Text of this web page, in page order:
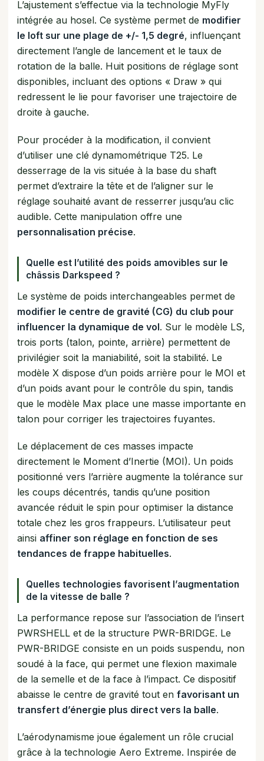
L’ajustement s’effectue via la technologie MyFly
intégrée au hosel. Ce système permet de modifier
le loft sur une plage de +/- 1,5 degré, influençant
directement l’angle de lancement et le taux de
rotation de la balle. Huit positions de réglage sont
disponibles, incluant des options « Draw » qui
redressent le lie pour favoriser une trajectoire de
droite à gauche.
Pour procéder à la modification, il convient
d’utiliser une clé dynamométrique T25. Le
desserrage de la vis située à la base du shaft
permet d’extraire la tête et de l’aligner sur le
réglage souhaité avant de resserrer jusqu’au clic
audible. Cette manipulation offre une
personnalisation précise.
Quelle est l’utilité des poids amovibles sur le
châssis Darkspeed ?
Le système de poids interchangeables permet de
modifier le centre de gravité (CG) du club pour
influencer la dynamique de vol. Sur le modèle LS,
trois ports (talon, pointe, arrière) permettent de
privilégier soit la maniabilité, soit la stabilité. Le
modèle X dispose d’un poids arrière pour le MOI et
d’un poids avant pour le contrôle du spin, tandis
que le modèle Max place une masse importante en
talon pour corriger les trajectoires fuyantes.
Le déplacement de ces masses impacte
directement le Moment d’Inertie (MOI). Un poids
positionné vers l’arrière augmente la tolérance sur
les coups décentrés, tandis qu’une position
avancée réduit le spin pour optimiser la distance
totale chez les gros frappeurs. L’utilisateur peut
ainsi affiner son réglage en fonction de ses
tendances de frappe habituelles.
Quelles technologies favorisent l’augmentation
de la vitesse de balle ?
La performance repose sur l’association de l’insert
PWRSHELL et de la structure PWR-BRIDGE. Le
PWR-BRIDGE consiste en un poids suspendu, non
soudé à la face, qui permet une flexion maximale
de la semelle et de la face à l’impact. Ce dispositif
abaisse le centre de gravité tout en favorisant un
transfert d’énergie plus direct vers la balle.
L’aérodynamisme joue également un rôle crucial
grâce à la technologie Aero Extreme. Inspirée de